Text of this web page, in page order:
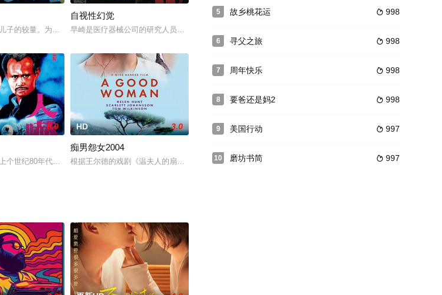
与营养
兼职，大胡子，穿着不起眼。在此之前，
子的较量。为了荣誉，也为了亲情。
自视性幻觉
早崎是医疗器械公司的研究人员，10年前开发的血压计获得了广泛的好评，自然对他的下一个开发都
健谈的连
活的愉快。在人生的歷程上，年輕人朝氣蓬勃，
8.0
个世纪80年代香港戏班里的故事。戏班里顽皮捣蛋的武生阿贵（董玮 饰）经常扮
HD 3.0
痴男怨女2004
根据王尔德的戏剧《温夫人的扇子》改编而成。艾琳夫人（Helen Hunt饰）是一朵美艳的交
5  998
故乡桃花运
6  998
寻父之旅
7  998
周年快乐
8  998
要爸还是妈2
9  997
美国行动
10  997
磨坊书简